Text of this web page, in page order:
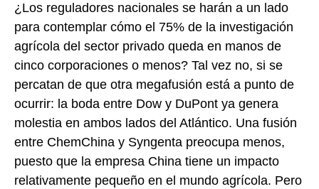
¿Los reguladores nacionales se harán a un lado
para contemplar cómo el 75% de la investigación
agrícola del sector privado queda en manos de
cinco corporaciones o menos? Tal vez no, si se
percatan de que otra megafusión está a punto de
ocurrir: la boda entre Dow y DuPont ya genera
molestia en ambos lados del Atlántico. Una fusión
entre ChemChina y Syngenta preocupa menos,
puesto que la empresa China tiene un impacto
relativamente pequeño en el mundo agrícola. Pero